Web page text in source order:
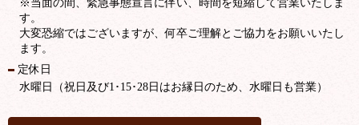
※当面の間、緊急事態宣言に伴い、時間を短縮して営業いたしま
す。
大変恐縮ではございますが、何卒ご理解とご協力をお願いいたし
ます。
定休日
水曜日（祝日及び1･15･28日はお縁日のため、水曜日も営業）